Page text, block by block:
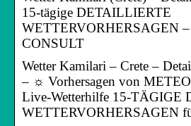
15-tägige DETAILLIERTE
WETTERVORHERSAGEN
CONSULT
Wetter Kamilari – Crete –
– ☼ Vorhersagen von
Live-Wetterhilfe 15-TÄGIGE
WETTERVORHERSAGEN